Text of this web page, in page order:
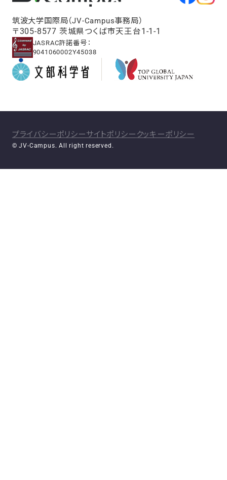
筑波大学国際局（JV-Campus事務局）
〒305-8577 茨城県つくば市天王台1-1-1
JASRAC許諾番号：
9041060002Y45038
プライバシーポリシーサイトポリシー クッキーポリシー
© JV-Campus. All right reserved.